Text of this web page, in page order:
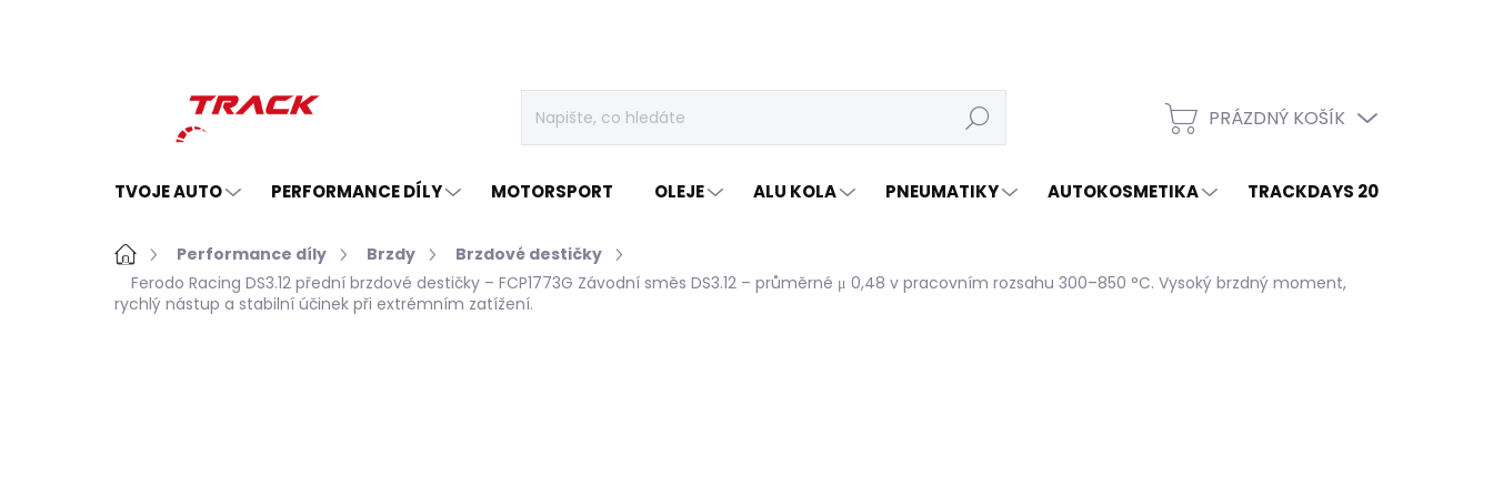
Hledat NÁKUPNÍ
PRÁZDNÝ KOŠÍK
TVOJE AUTO PERFORMANCE DÍLY MOTORSPORT OLEJE ALU KOLA PNEUMATIKY AUTOKOSMETIKA TRACKDAYS 2026
DomůPerformance díly Brzdy
Brzdové destičky
Ferodo Racing DS3.12 přední brzdové destičky – FCP1773G Závodní směs DS3.12 – průměrné μ 0,48 v pracovním rozsahu 300–850 °C. Vysoký brzdný moment,
rychlý nástup a stabilní účinek při extrémním zatížení.